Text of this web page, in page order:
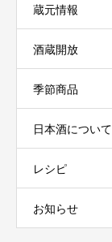
蔵元情報
酒蔵開放
季節商品
日本酒について
レシピ
お知らせ